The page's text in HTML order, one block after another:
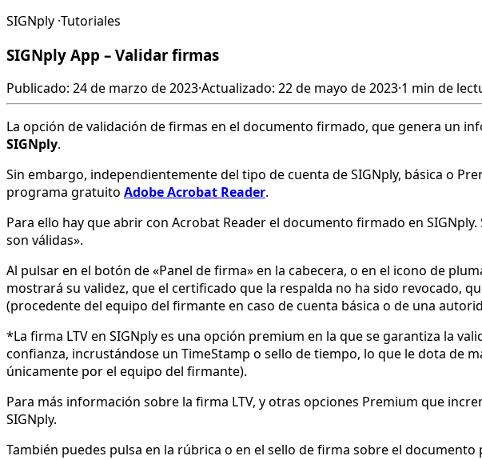
SIGNply ·Tutoriales
SIGNply App – Validar firmas
Publicado: 24 de marzo de 2023·Actualizado: 22 de mayo de 2023·1 min de
La opción de validación de firmas en el documento firmado, que genera un
SIGNply.
Sin embargo, independientemente del tipo de cuenta de SIGNply, básica o
programa gratuito Adobe Acrobat Reader.
Para ello hay que abrir con Acrobat Reader el documento firmado en
son válidas».
Al pulsar en el botón de «Panel de firma» en la cabecera, o en el icono de
mostrará su validez, que el certificado que la respalda no ha sido revocado,
(procedente del equipo del firmante en caso de cuenta básica o de una
*La firma LTV en SIGNply es una opción premium en la que se garantiza la
confianza, incrustándose un TimeStamp o sello de tiempo, lo que le dota de
únicamente por el equipo del firmante).
Para más información sobre la firma LTV, y otras opciones Premium que
SIGNply.
También puedes pulsa en la rúbrica o en el sello de firma sobre el